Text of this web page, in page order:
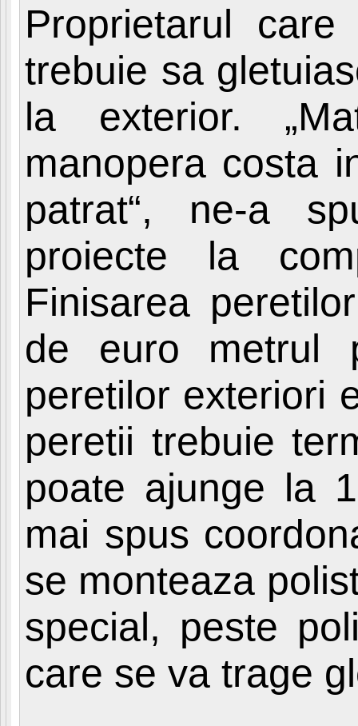
Proprietarul
trebuie sa
la exterior.
manopera costa
patrat“, ne-a
proiecte la
Finisarea
de euro metrul
peretilor exteriori
peretii trebuie
poate ajunge la
mai spus
se monteaza
special, peste
care se va trage